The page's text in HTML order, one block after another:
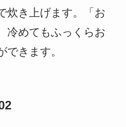
炊き上げます。「お
冷めてもふっくらお
きます。